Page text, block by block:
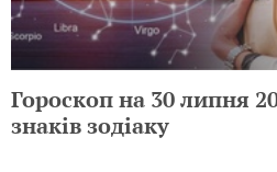
Гороскоп на 30 липня
знаків зодіаку